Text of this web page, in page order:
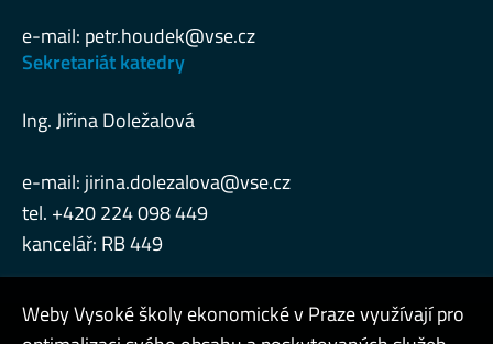
e-mail: petr.houdek@vse.cz
Sekretariát katedry
Ing. Jiřina Doležalová
e-mail: jirina.dolezalova@vse.cz
tel. +420 224 098 449
kancelář: RB 449
Weby Vysoké školy ekonomické v Praze využívají pro